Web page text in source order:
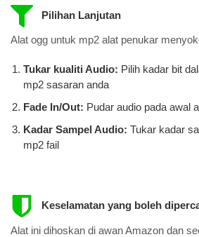
Pilihan Lanjutan
Alat ogg untuk mp2 alat penukar
Tukar kualiti Audio: Pilih kadar bit
mp2 ​​sasaran anda
Fade In/Out: Pudar audio pada awal
Kadar Sampel Audio: Tukar kadar
mp2 fail
Keselamatan yang boleh
Alat ini dihoskan di awan Amazon dan